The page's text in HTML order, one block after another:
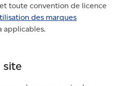
toute convention de licence
des marques
applicables.
site